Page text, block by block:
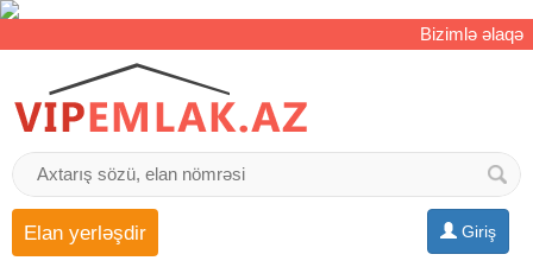
Bizimlə əlaqə
Giriş
Elan yerləşdir